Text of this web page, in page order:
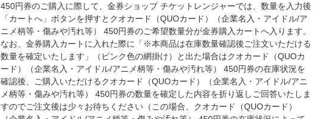
450円券のご購入に際して、金券ショップ チケットレンジャーでは、数量を入力後
「カートへ」ボタンを押すとクオカード（QUOカード）（企業名入・アイドル/ア
ニメ柄等・傷みや汚れ等） 450円券のご希望数量分が金券購入カートへ入ります。
なお、金券購入カートに入れた際に「※本商品は在庫数量確認後ご注文いただける
数量を確定いたします」（ピンク色の網掛け）と出た場合はクオカード（QUOカ
ード）（企業名入・アイドル/アニメ柄等・傷みや汚れ等） 450円券の在庫状況を
確認後、ご購入いただけるクオカード（QUOカード）（企業名入・アイドル/アニ
メ柄等・傷みや汚れ等） 450円券の数量を確定した内容を折り返しご回答いたしま
すのでご注文後は少々お待ちください（この場合、クオカード（QUOカード）